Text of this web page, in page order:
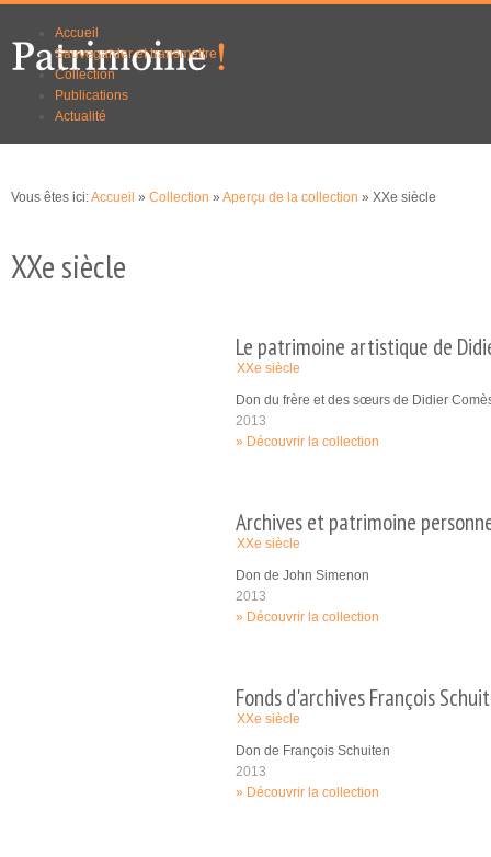
principal
navigationAccueil
Sauvegarder et transmettre
Collection
Publications
Actualité
Vous êtes ici:Accueil » Collection » Aperçu de la collection » XXe siècle
XXe siècle
Le patrimoine artistique de
XXe siècle
Don du frère et des sœurs de Didier
2013
Découvrir la collection
Archives et patrimoine
XXe siècle
Don de John Simenon
2013
Découvrir la collection
Fonds d'archives François
XXe siècle
Don de François Schuiten
2013
Découvrir la collection